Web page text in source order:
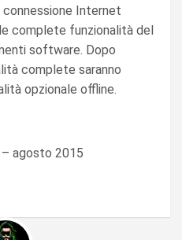
Internet
complete funzionalità del
software. Dopo
complete saranno
opzionale offline.
– agosto 2015